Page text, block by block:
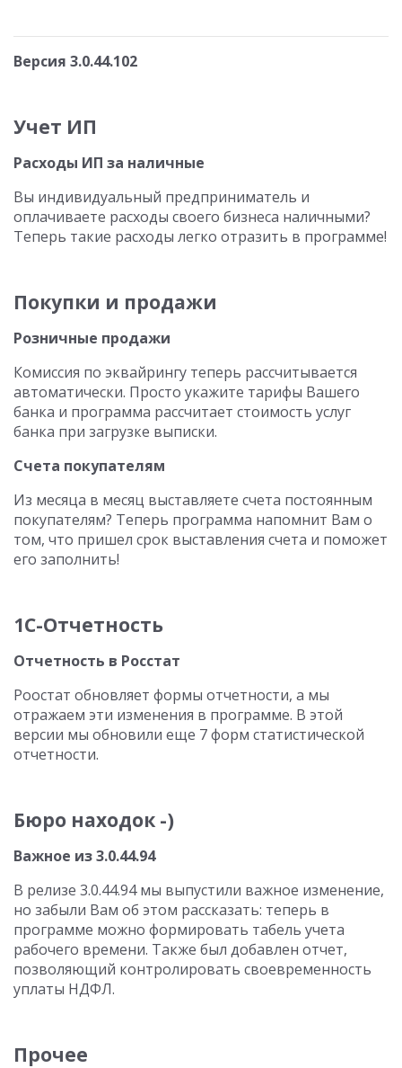
Версия 3.0.44.102
Учет ИП
Расходы ИП за наличные
Вы индивидуальный предприниматель и
оплачиваете расходы своего бизнеса наличными?
Теперь такие расходы легко отразить в программе!
Покупки и продажи
Розничные продажи
Комиссия по эквайрингу теперь рассчитывается
автоматически. Просто укажите тарифы Вашего
банка и программа рассчитает стоимость услуг
банка при загрузке выписки.
Счета покупателям
Из месяца в месяц выставляете счета постоянным
покупателям? Теперь программа напомнит Вам о
том, что пришел срок выставления счета и поможет
его заполнить!
1С-Отчетность
Отчетность в Росстат
Роостат обновляет формы отчетности, а мы
отражаем эти изменения в программе. В этой
версии мы обновили еще 7 форм статистической
отчетности.
Бюро находок -)
Важное из 3.0.44.94
В релизе 3.0.44.94 мы выпустили важное изменение,
но забыли Вам об этом рассказать: теперь в
программе можно формировать табель учета
рабочего времени. Также был добавлен отчет,
позволяющий контролировать своевременность
уплаты НДФЛ.
Прочее